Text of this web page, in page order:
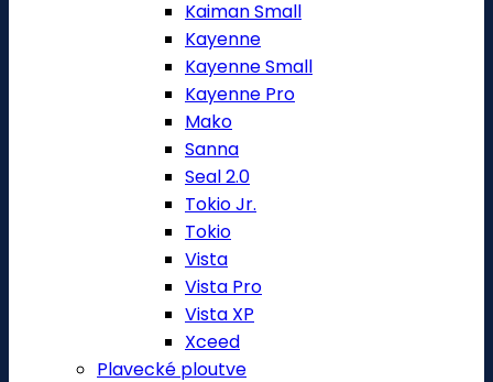
Kaiman Small
Kayenne
Kayenne Small
Kayenne Pro
Mako
Sanna
Seal 2.0
Tokio Jr.
Tokio
Vista
Vista Pro
Vista XP
Xceed
Plavecké ploutve